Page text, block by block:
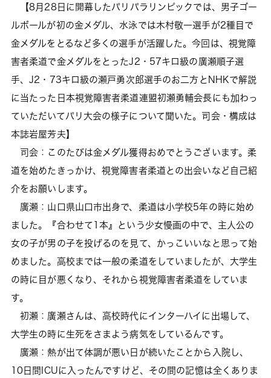
【8月28日に開幕したパリパラリンピックでは、男子ゴー
ルボールが初の金メダル、水泳では木村敬一選手が2種目で
金メダルをとるなど多くの選手が活躍した。今回は、視覚障
害者柔道で金メダルをとったJ2・57キロ級の廣瀬順子選
手、J2・73キロ級の瀬戸勇次郎選手のお二方とNHKで解説
に当たった日本視覚障害者柔道連盟初瀬勇輔会長にも加わっ
ていただいてパリ大会の様子について聞いた。司会・構成は
本誌岩屋芳夫】
司会：このたびは金メダル獲得おめでとうございます。柔
道を始めたきっかけ、視覚障害者柔道との出会いなど自己紹
介をお願いします。
廣瀬：山口県山口市出身で、柔道は小学校5年の時に始め
ました。『合わせて1本』という少女慢画の中で、主人公の
女の子が男の子を投げるのを見て、かっこいいなと思って始
めました。高校までは一般の柔道をしていましたが、大学生
の時に目が悪くなり、それから視覚障害者柔道をしていま
す。
初瀬：廣瀬さんは、高校時代にインターハイに出場して、
大学生の時に生死をさまよう病気をしているんです。
廣瀬：熱が出て体調が悪い日が続いたことから入院し、
10日間ICUに入ったんですけど、その間の記憶は全くありま